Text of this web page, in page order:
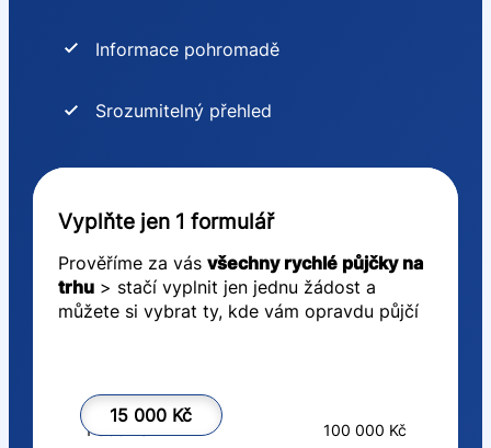
Informace pohromadě
Srozumitelný přehled
Vyplňte jen 1 formulář
Prověříme za vás všechny rychlé půjčky na
trhu> stačí vyplnit jen jednu žádost a
můžete si vybrat ty, kde vám opravdu půjčí
15 000 Kč
1 000 Kč 100 000 Kč